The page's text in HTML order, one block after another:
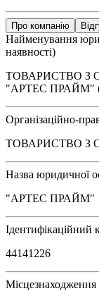
Про компанію
Найменування
наявності)
ТОВАРИСТВО З
"АРТЕС ПРАЙМ"
Організаційно-
ТОВАРИСТВО З
Назва юридичної
"АРТЕС ПРАЙМ"
Ідентифікаційний
44141226